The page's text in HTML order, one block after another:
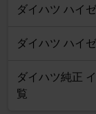
ダイハツ ハイ
ダイハツ ハイ
ダイハツ純正
覧